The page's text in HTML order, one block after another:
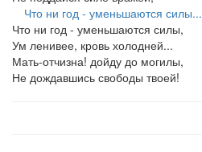
Что ни год - уменьшаются силы...
Что ни год - уменьшаются силы,
Ум ленивее, кровь холодней...
Мать-отчизна! дойду до могилы,
Не дождавшись свободы твоей!